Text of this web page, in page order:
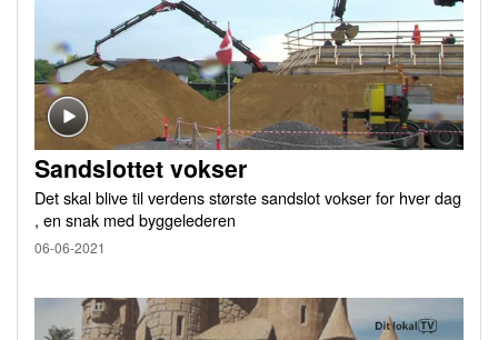
Sandslottet vokser
Det skal blive til verdens største sandslot vokser for hver dag
, en snak med byggelederen
06-06-2021